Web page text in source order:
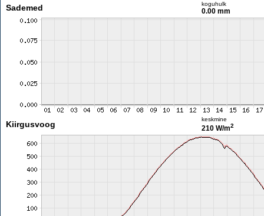
Sademed koguhulk
0.00 mm
Kiirgusvoog
keskmine
210 W/m2